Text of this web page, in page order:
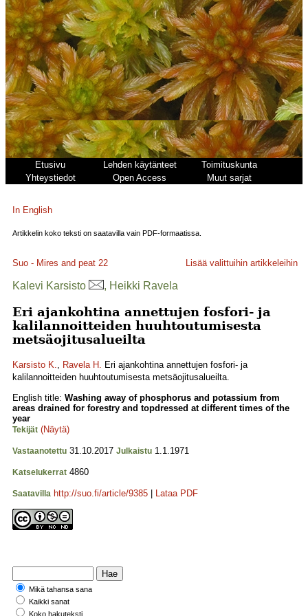
Etusivu Lehden käytänteet
Toimituskunta
Yhteystiedot
Open Access Muut sarjat
In English
Artikkelin koko teksti on saatavilla vain PDF-formaatissa.
Suo - Mires and peat 22 Lisää valittuihin artikkeleihin
Kalevi Karsisto , Heikki Ravela
Eri ajankohtina annettujen fosfori- ja
kalilannoitteiden huuhtoutumisesta
metsäojitusalueilta
Karsisto K., Ravela H. Eri ajankohtina annettujen fosfori- ja
kalilannoitteiden huuhtoutumisesta metsäojitusalueilta.
English title: Washing away of phosphorus and potassium from
areas drained for forestry and topdressed at different times of the
year
Tekijät (Näytä)
Vastaanotettu 31.10.2017 Julkaistu 1.1.1971
Katselukerrat 4860
Saatavilla http://suo.fi/article/9385 Lataa PDF
Mikä tahansa sana
Kaikki sanat
Koko hakuteksti